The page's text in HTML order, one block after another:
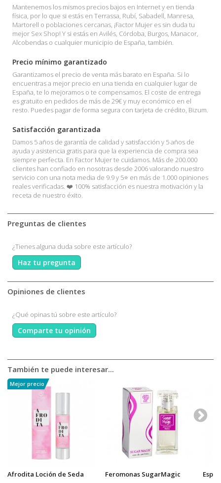
Mantenemos los mismos precios bajos en Internet y en tienda
física, por lo que si estás en Terrassa, Rubí, Sabadell, Manresa,
Martorell o poblaciones cercanas, ¡Factor Mujer es sin duda tu
mejor Sex Shop! Y si estás en Avilés, Córdoba, Burgos, Manacor,
Alcobendas o cualquier municipio de España, también.
Precio mínimo garantizado
Garantizamos el precio de venta más barato en España. Si lo
encuentras a mejor precio en una tienda en cualquier lugar de
España, te lo mejoramos o te compensamos. El coste de entrega
es gratuito en pedidos de más de 29€ y muy económico en el
resto. Puedes pagar de forma segura con tarjeta de crédito, Bizum.
Satisfacción garantizada
Damos 5 años de garantía de calidad y satisfacción y 5 años de
ayuda y asistencia gratis para que la experiencia de compra sea
siempre perfecta. En Factor Mujer te cuidamos. Más de 200.000
clientes han confiado en nosotras desde 2006 valorando nuestro
servicio con una nota media de 9.9 y 5⭐ en más de 1.000 opiniones
reales verificadas. ❤️ 100% satisfacción es nuestra motivación y la
receta de nuestro éxito.
Preguntas de clientes
¿Tienes alguna duda sobre este artículo?
Haz tu pregunta
Opiniones de clientes
¿Qué opinas tú sobre este artículo?
Comparte tu opinión
También te puede interesar...
Mejor precio
Afrodita Loción de Seda Feromonas SugarMagic